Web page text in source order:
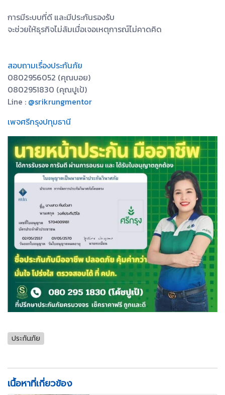
การมีระบบที่ดี และมีประกันรองรับ
จะช่วยให้ธุรกิจไม่ล้มเมื่อเจอเหตุการณ์ไม่คาดคิด
สอบถามเรื่องประกันภัย
0802956052 (คุณบอย)
0802951830 (คุณปูเป้)
Line : @srikrungmentor
เพจศรีกรุงปทุมธานี
ประกันภัย
เนื้อหาที่เกี่ยวข้อง